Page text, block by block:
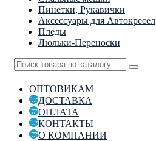
Пинетки, Рукавички
Аксессуары для Автокресел
Пледы
Люльки-Переноски
ОПТОВИКАМ
ДОСТАВКА
ОПЛАТА
КОНТАКТЫ
О КОМПАНИИ